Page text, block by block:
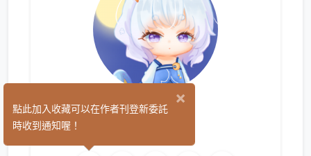
白帽
×
點此加入收藏可以在作者刊登新委託
時收到通知喔！